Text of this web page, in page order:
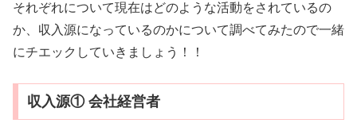
それぞれについて現在はどのような活動をされているの
か、収入源になっているのかについて調べてみたので一緒
にチエックしていきましょう！！
収入源① 会社経営者